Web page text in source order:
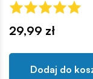
29,99 zł
Dodaj do